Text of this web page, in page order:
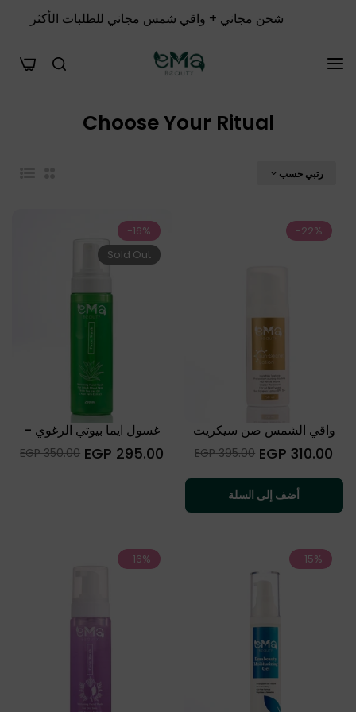
شحن مجاني + واقي شمس مجاني للطلبات الأكثر من 1000 جنيه
Choose Your Ritual
رتبي حسب
-22%
واقي الشمس صن سيكريت
السعر
العادي
310.00 EGP
Sale
395.00 EGP
أضف إلى السلة
-16%
Sold Out
غسول ايما بيوتي الرغوي -
للبشرة الدهنية والمختلطة
السعر
العادي
295.00 EGP
Sale
350.00 EGP
-15%
-16%